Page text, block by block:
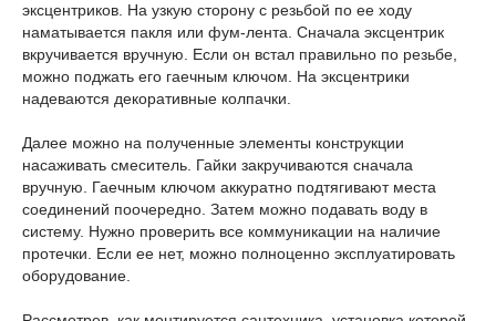
эксцентриков. На узкую сторону с резьбой по ее ходу
наматывается пакля или фум-лента. Сначала эксцентрик
вкручивается вручную. Если он встал правильно по резьбе,
можно поджать его гаечным ключом. На эксцентрики
надеваются декоративные колпачки.
Далее можно на полученные элементы конструкции
насаживать смеситель. Гайки закручиваются сначала
вручную. Гаечным ключом аккуратно подтягивают места
соединений поочередно. Затем можно подавать воду в
систему. Нужно проверить все коммуникации на наличие
протечки. Если ее нет, можно полноценно эксплуатировать
оборудование.